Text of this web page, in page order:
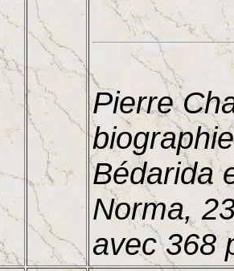
Pierre
Bédarida
Norma,
avec 368